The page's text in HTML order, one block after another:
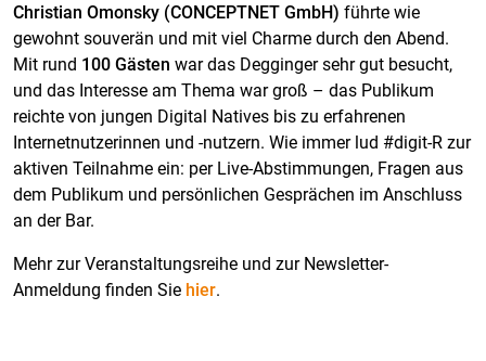
Christian Omonsky (CONCEPTNET GmbH) führte wie
gewohnt souverän und mit viel Charme durch den Abend.
Mit rund 100 Gästen war das Degginger sehr gut besucht,
und das Interesse am Thema war groß – das Publikum
reichte von jungen Digital Natives bis zu erfahrenen
Internetnutzerinnen und -nutzern. Wie immer lud #digit-R zur
aktiven Teilnahme ein: per Live-Abstimmungen, Fragen aus
dem Publikum und persönlichen Gesprächen im Anschluss
an der Bar.
Mehr zur Veranstaltungsreihe und zur Newsletter-
Anmeldung finden Sie hier.